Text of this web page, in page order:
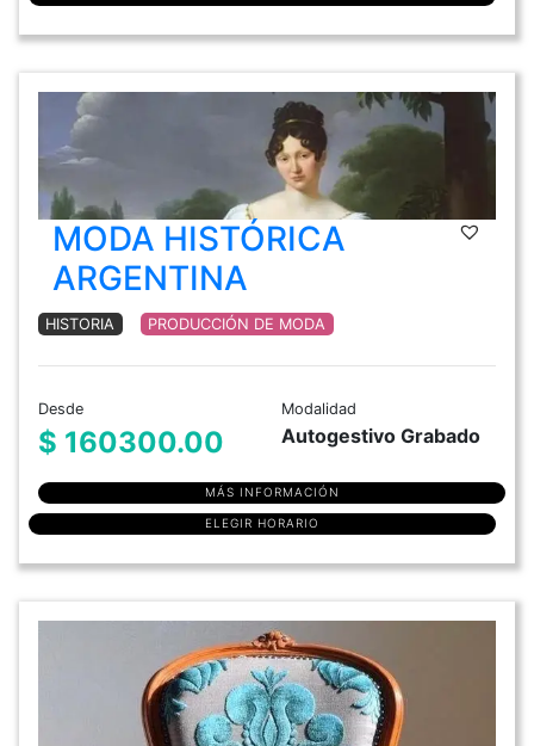
MODA HISTÓRICA
ARGENTINA
HISTORIA PRODUCCIÓN DE MODA
Desde
$ 160300.00
Modalidad
Autogestivo Grabado
MÁS INFORMACIÓN
ELEGIR HORARIO